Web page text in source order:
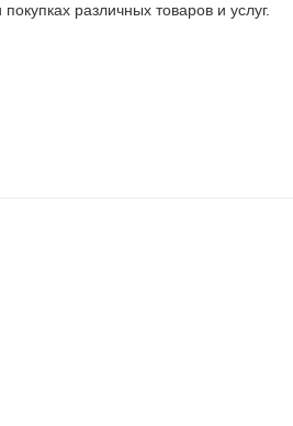
различных товаров и услуг.